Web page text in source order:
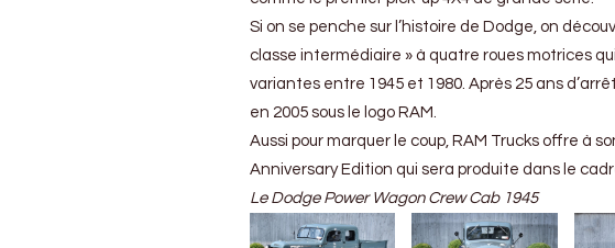
Si on se penche sur l’histoire de Dodge, on
classe intermédiaire » à quatre roues motrices
variantes entre 1945 et 1980. Après 25 ans
en 2005 sous le logo RAM.
Aussi pour marquer le coup, RAM Trucks offre à
Anniversary Edition qui sera produite dans le
Le Dodge Power Wagon Crew Cab 1945